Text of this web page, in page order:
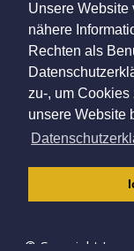
Unsere Website
nähere
Rechten als
zu-, um
unsere Website
|
© Copyright